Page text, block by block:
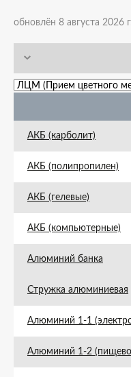
обновлён 8 августа 2026
АКБ (карболит)
АКБ (полипропилен)
АКБ (гелевые)
АКБ (компьютерные)
Алюминий банка
Стружка алюминиевая
Алюминий 1-1
Алюминий 1-2